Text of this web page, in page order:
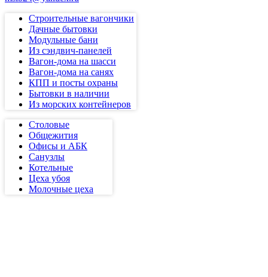
Строительные вагончики
Дачные бытовки
Модульные бани
Из сэндвич-панелей
Вагон-дома на шасси
Вагон-дома на санях
КПП и посты охраны
Бытовки в наличии
Из морских контейнеров
Столовые
Общежития
Офисы и АБК
Санузлы
Котельные
Цеха убоя
Молочные цеха